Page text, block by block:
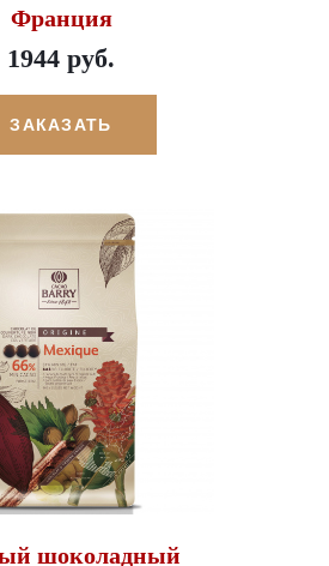
Франция
1944 руб.
ЗАКАЗАТЬ
шоколадный